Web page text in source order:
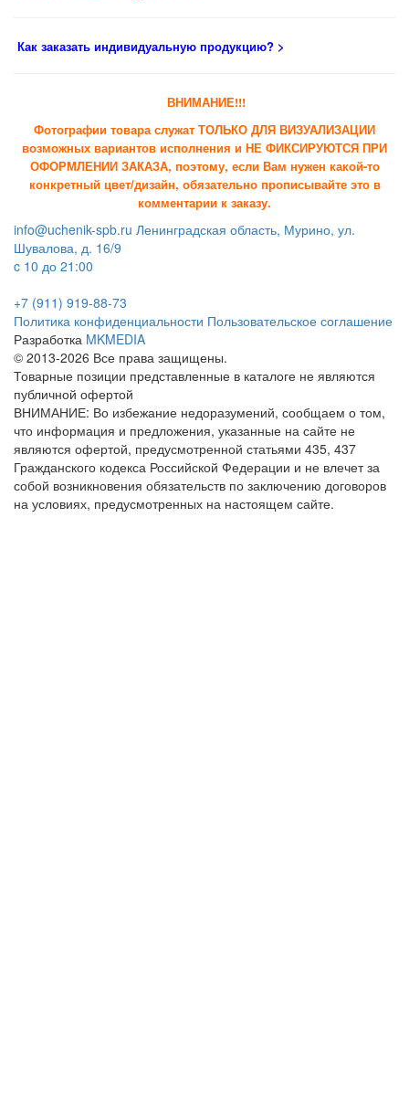
Как заказать индивидуальную продукцию? >
ВНИМАНИЕ!!!
Фотографии товара служат ТОЛЬКО ДЛЯ ВИЗУАЛИЗАЦИИ
возможных вариантов исполнения и НЕ ФИКСИРУЮТСЯ ПРИ
ОФОРМЛЕНИИ ЗАКАЗА, поэтому, если Вам нужен какой-то
конкретный цвет/дизайн, обязательно прописывайте это в
комментарии к заказу.
info@uchenik-spb.ru Ленинградская область, Мурино, ул.
Шувалова, д. 16/9
c 10 до 21:00
+7 (911) 919-88-73
Политика конфиденциальности Пользовательское соглашение
Разработка MKMEDIA
© 2013-2026 Все права защищены.
Товарные позиции представленные в каталоге не являются
публичной офертой
ВНИМАНИЕ: Во избежание недоразумений, сообщаем о том,
что информация и предложения, указанные на сайте не
являются офертой, предусмотренной статьями 435, 437
Гражданского кодекса Российской Федерации и не влечет за
собой возникновения обязательств по заключению договоров
на условиях, предусмотренных на настоящем сайте.